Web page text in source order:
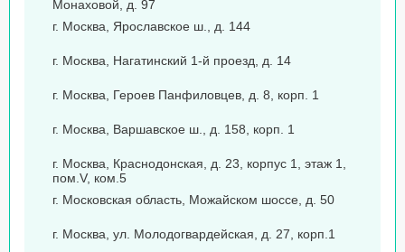
Монаховой, д. 97
г. Москва, Ярославское ш., д. 144
г. Москва, Нагатинский 1-й проезд, д. 14
г. Москва, Героев Панфиловцев, д. 8, корп. 1
г. Москва, Варшавское ш., д. 158, корп. 1
г. Москва, Краснодонская, д. 23, корпус 1, этаж 1,
пом.V, ком.5
г. Московская область, Можайском шоссе, д. 50
г. Москва, ул. Молодогвардейская, д. 27, корп.1